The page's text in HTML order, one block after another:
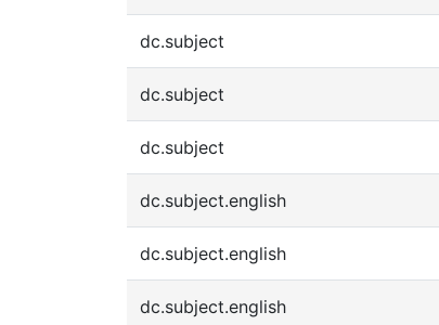
dc.subject
dc.subject
dc.subject
dc.subject.english
dc.subject.english
dc.subject.english